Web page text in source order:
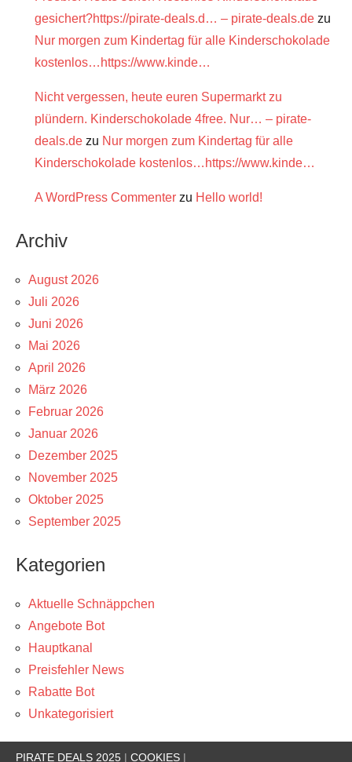
gesichert?https://pirate-deals.d… – pirate-deals.de zu
Nur morgen zum Kindertag für alle Kinderschokolade
kostenlos…https://www.kinde…
Nicht vergessen, heute euren Supermarkt zu
plündern. Kinderschokolade 4free. Nur… – pirate-
deals.de zu Nur morgen zum Kindertag für alle
Kinderschokolade kostenlos…https://www.kinde…
A WordPress Commenter zu Hello world!
Archiv
August 2026
Juli 2026
Juni 2026
Mai 2026
April 2026
März 2026
Februar 2026
Januar 2026
Dezember 2025
November 2025
Oktober 2025
September 2025
Kategorien
Aktuelle Schnäppchen
Angebote Bot
Hauptkanal
Preisfehler News
Rabatte Bot
Unkategorisiert
PIRATE DEALS 2025 | COOKIES |